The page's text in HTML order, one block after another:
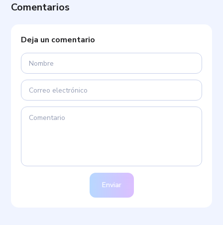
Comentarios
Deja un comentario
Enviar